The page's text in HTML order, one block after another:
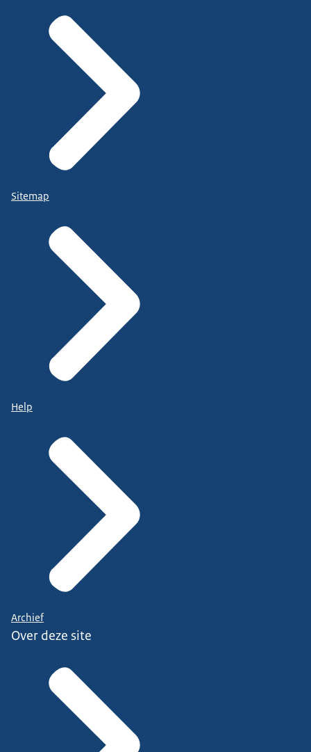
Sitemap
Help
Archief
Over deze site